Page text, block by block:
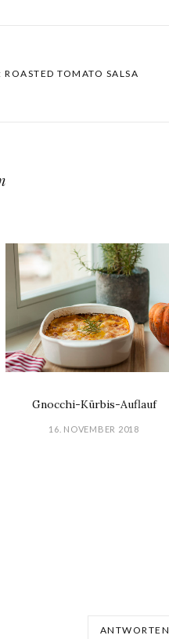
ROASTED TOMATO SALSA
Gnocchi-Kürbis-Auflauf
16. NOVEMBER 2018
ANTWORTEN